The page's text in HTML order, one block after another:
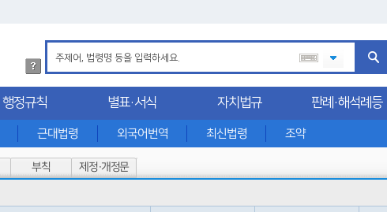
법
령
검
색
세
내
근대법령 외국어번역 최신법령 조약
행정규칙 별표·서식 자치법규 판례·해석례등
부칙 제정·개정문